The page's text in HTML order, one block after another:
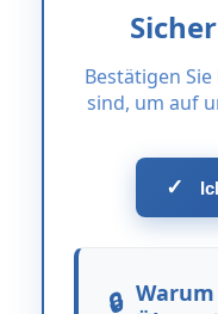
Bestätigen
sind, um auf
✓